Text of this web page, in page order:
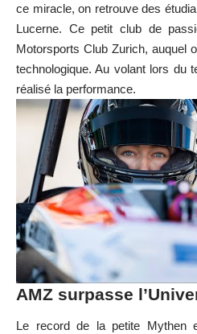
ce miracle, on retrouve des
Lucerne. Ce petit club de
Motorsports Club Zurich, auquel
technologique. Au volant lors du
réalisé la performance.
AMZ surpasse
Le record de la petite Mythen